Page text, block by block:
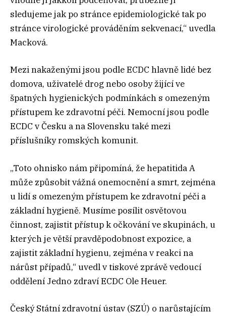
sledujeme jak po stránce epidemiologické tak po
stránce virologické prováděním sekvenací,“ uvedla
Macková.
Mezi nakaženými jsou podle ECDC hlavně lidé bez
domova, uživatelé drog nebo osoby žijící ve
špatných hygienických podmínkách s omezeným
přístupem ke zdravotní péči. Nemocní jsou podle
ECDC v Česku a na Slovensku také mezi
příslušníky romských komunit.
„Toto ohnisko nám připomíná, že hepatitida A
může způsobit vážná onemocnění a smrt, zejména
u lidí s omezeným přístupem ke zdravotní péči a
základní hygieně. Musíme posílit osvětovou
činnost, zajistit přístup k očkování ve skupinách, u
kterých je větší pravděpodobnost expozice, a
zajistit základní hygienu, zejména v reakci na
nárůst případů,“ uvedl v tiskové zprávě vedoucí
oddělení Jedno zdraví ECDC Ole Heuer.
Český Státní zdravotní ústav (SZÚ) o narůstajícím